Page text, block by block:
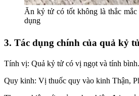
Ăn kỷ tử có tốt không là thắc
dụng
3. Tác dụng chính của quả kỷ
Tính vị: Quả kỷ tử có vị ngọt và tính bình.
Quy kinh: Vị thuốc quy vào kinh Thận,